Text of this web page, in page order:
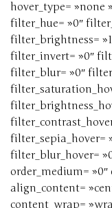
hover_type= »none
filter_hue= »0″
filter_brightness=
filter_invert= »0″
filter_blur= »0″
filter_sepia_hover=
filter_blur_hover=
order_medium= »0″
align_content=
content_wrap=